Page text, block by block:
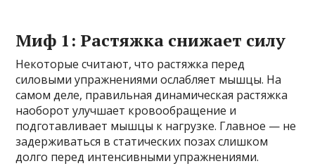
Миф 1: Растяжка снижает силу
Некоторые считают, что растяжка перед
силовыми упражнениями ослабляет мышцы. На
самом деле, правильная динамическая растяжка
наоборот улучшает кровообращение и
подготавливает мышцы к нагрузке. Главное — не
задерживаться в статических позах слишком
долго перед интенсивными упражнениями.